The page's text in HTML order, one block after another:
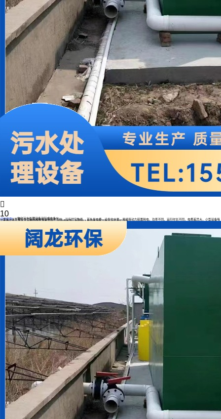

10
应用案例 一体化污水处理设备运行成本多少
一体化污水处理设备的运行成本受多种因素影响，没有固定数值。 首先是电费，设备的水泵、风机等动力装置耗电，功率不同、运行时长不同，电费差异大，小型设备每
月电费可能几百元，大型的则可达数千元。 药剂费方面，处理污水常需添加絮凝剂、消毒剂等药剂，